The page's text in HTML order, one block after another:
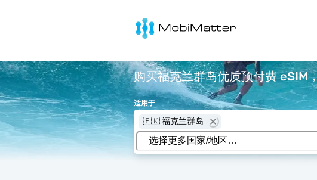
MobiMatter
购买福克兰群岛优质预付费 eSIM
适用于
🇫🇰 福克兰群岛